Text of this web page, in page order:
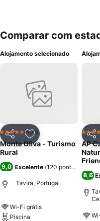
Comparar com
Alojamento selecionado
PartilharAdicionar aos
5 EstrelasHotel
Monte Oliva - Turismo
Rural
9,0 Excelente (120 pontuações
Tavira, Portugal
Wi-Fi grátis
Piscina
4
AP
8,6